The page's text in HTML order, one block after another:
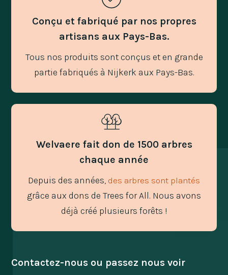
Conçu et fabriqué par nos propres
artisans aux Pays-Bas.
Tous nos produits sont conçus et en grande
partie fabriqués à Nijkerk aux Pays-Bas.
Welvaere fait don de 1500 arbres
chaque année
Depuis des années, des arbres sont plantés
grâce aux dons de Trees for All. Nous avons
déjà créé plusieurs forêts !
Contactez-nous ou passez nous voir